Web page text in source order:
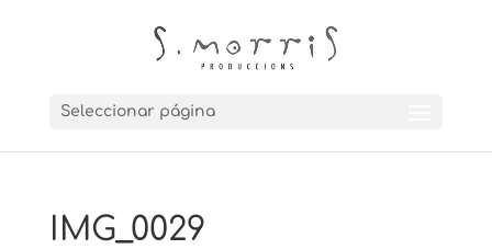
Seleccionar página
IMG_0029